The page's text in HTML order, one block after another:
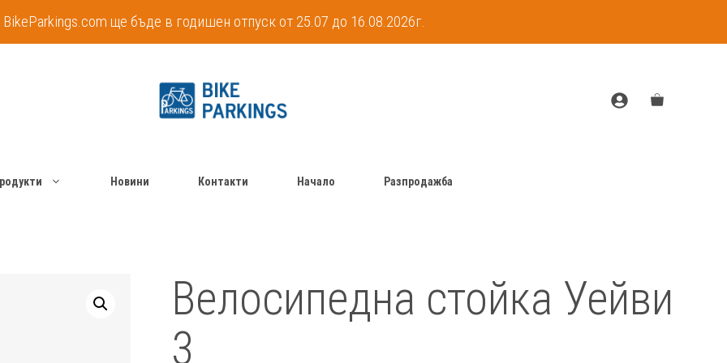
BikeParkings.com ще бъде в годишен отпуск от 25.07 до 16.08.2026г.
Новини Контакти Начало Разпродажба
Велосипедна стойка Уейви
3